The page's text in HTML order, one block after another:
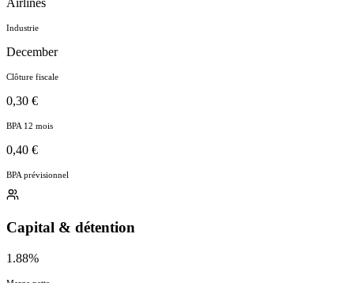
Airlines
Industrie
December
Clôture fiscale
0,30 €
BPA 12 mois
0,40 €
BPA prévisionnel
Capital & détention
1.88%